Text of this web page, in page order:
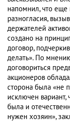
напомнил, что еще
разногласия,
держателей
создано на
договор,
делать». По
договориться
акционеров
сторона была «не
исключен вариант,
была и
нужен хозяин»,